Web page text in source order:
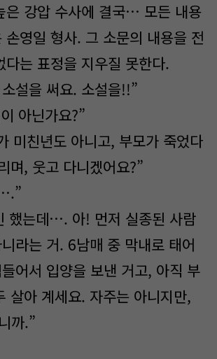
은 강압 수사에 결국… 모든 내용
손영일 형사. 그 소문의 내용을 전
다는 표정을 지우질 못한다.
설을 써요. 소설을!!”
아닌가요?”
미친년도 아니고, 부모가 죽었다
며, 웃고 다니겠어요?”
했는데…. 아! 먼저 실종된 사람
라는 거. 6남매 중 막내로 태어
어서 입양을 보낸 거고, 아직 부
살아 계세요. 자주는 아니지만,
까.”